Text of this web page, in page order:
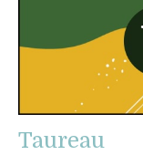
Taureau